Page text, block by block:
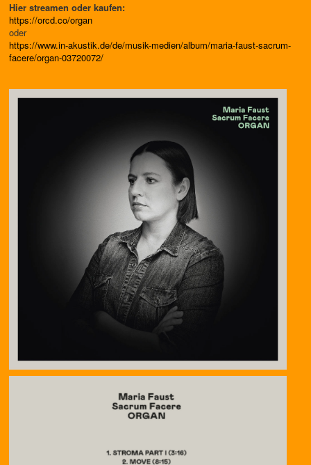
Hier streamen oder kaufen:
https://orcd.co/organ
oder
https://www.in-akustik.de/de/musik-medien/album/maria-faust-sacrum-
facere/organ-03720072/